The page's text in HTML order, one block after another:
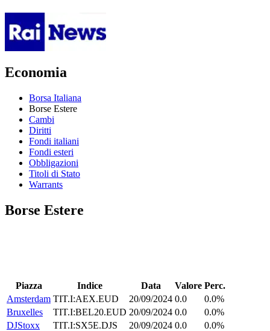
Economia
Borsa Italiana
Borse Estere
Cambi
Diritti
Fondi italiani
Fondi esteri
Obbligazioni
Titoli di Stato
Warrants
Borse Estere
Piazza Indice Data Valore Perc.
Amsterdam TIT.I:AEX.EUD 20/09/2024 0.0
0.0%
Bruxelles
TIT.I:BEL20.EUD 20/09/2024 0.0
0.0%
DJStoxx
TIT.I:SX5E.DJS 20/09/2024 0.0
0.0%